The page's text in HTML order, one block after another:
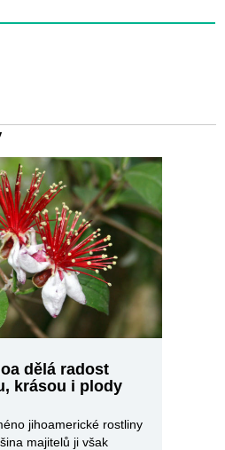
dělá radost
krásou i plody
jihoamerické rostliny
majitelů ji však